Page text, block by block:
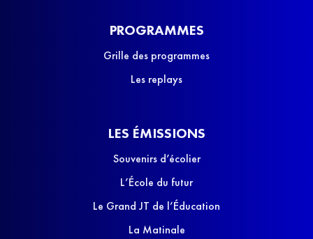
PROGRAMMES
Grille des programmes
Les replays
LES ÉMISSIONS
Souvenirs d’écolier
L’École du futur
Le Grand JT de l’Éducation
La Matinale